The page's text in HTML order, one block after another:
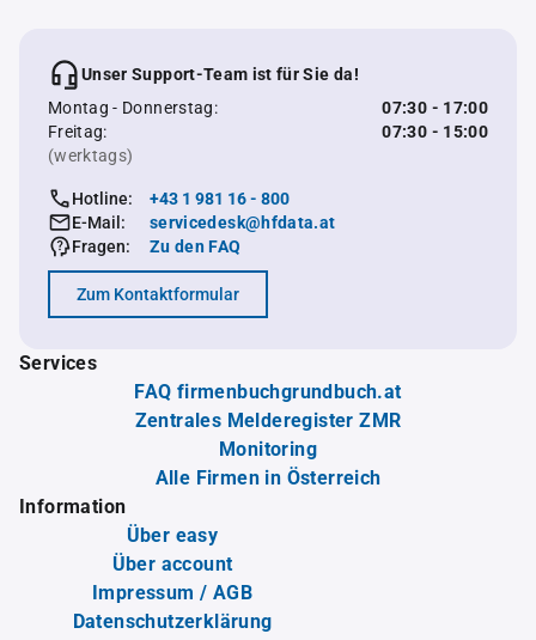
Unser Support-Team ist für Sie da!
Montag - Donnerstag:
07:30 - 17:00
Freitag:
07:30 - 15:00
(werktags)
Hotline:
+43 1 981 16 - 800
E-Mail:
servicedesk@hfdata.at
Fragen:
Zu den FAQ
Zum Kontaktformular
Services
FAQ firmenbuchgrundbuch.at
Zentrales Melderegister ZMR
Monitoring
Alle Firmen in Österreich
Information
Über easy
Über account
Impressum / AGB
Datenschutzerklärung